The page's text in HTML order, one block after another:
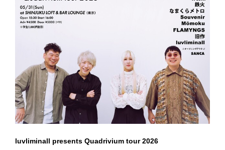
luvliminall presents Quadrivium tour 2026